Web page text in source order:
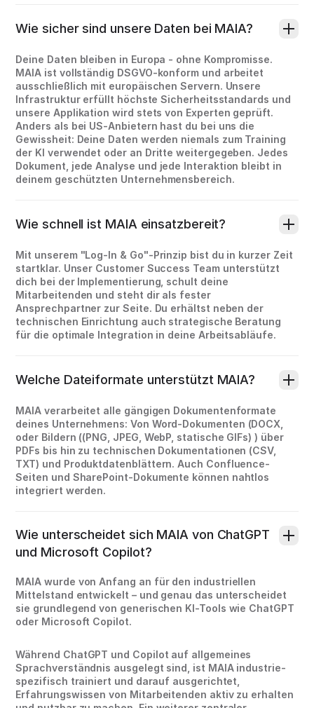
Wie sicher sind unsere Daten bei MAIA?
Deine Daten bleiben in Europa - ohne Kompromisse.
MAIA ist vollständig DSGVO-konform und arbeitet
ausschließlich mit europäischen Servern. Unsere
Infrastruktur erfüllt höchste Sicherheitsstandards und
unsere Applikation wird stets von Experten geprüft.
Anders als bei US-Anbietern hast du bei uns die
Gewissheit: Deine Daten werden niemals zum Training
der KI verwendet oder an Dritte weitergegeben. Jedes
Dokument, jede Analyse und jede Interaktion bleibt in
deinem geschützten Unternehmensbereich.
Wie schnell ist MAIA einsatzbereit?
Mit unserem "Log-In & Go"-Prinzip bist du in kurzer Zeit
startklar. Unser Customer Success Team unterstützt
dich bei der Implementierung, schult deine
Mitarbeitenden und steht dir als fester
Ansprechpartner zur Seite. Du erhältst neben der
technischen Einrichtung auch strategische Beratung
für die optimale Integration in deine Arbeitsabläufe.
Welche Dateiformate unterstützt MAIA?
MAIA verarbeitet alle gängigen Dokumentenformate
deines Unternehmens: Von Word-Dokumenten (DOCX,
oder Bildern ((PNG, JPEG, WebP, statische GIFs) ) über
PDFs bis hin zu technischen Dokumentationen (CSV,
TXT) und Produktdatenblättern. Auch Confluence-
Seiten und SharePoint-Dokumente können nahtlos
integriert werden.
Wie unterscheidet sich MAIA von ChatGPT
und Microsoft Copilot?
MAIA wurde von Anfang an für den industriellen
Mittelstand entwickelt – und genau das unterscheidet
sie grundlegend von generischen KI-Tools wie ChatGPT
oder Microsoft Copilot.
Während ChatGPT und Copilot auf allgemeines
Sprachverständnis ausgelegt sind, ist MAIA industrie-
spezifisch trainiert und darauf ausgerichtet,
Erfahrungswissen von Mitarbeitenden aktiv zu erhalten